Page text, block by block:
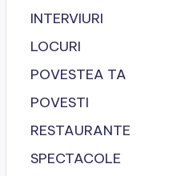
INTERVIURI
LOCURI
POVESTEA TA
POVESTI
RESTAURANTE
SPECTACOLE